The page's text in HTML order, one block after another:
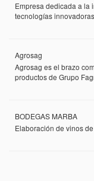
Empresa dedicada a la
tecnologías
Agrosag
Agrosag es el brazo
productos de Grupo
BODEGAS MARBA
Elaboración de vinos